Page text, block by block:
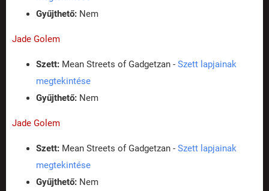
Gyűjthető: Nem
Jade Golem
Szett: Mean Streets of Gadgetzan - Szett lapjainak
megtekintése
Gyűjthető: Nem
Jade Golem
Szett: Mean Streets of Gadgetzan - Szett lapjainak
megtekintése
Gyűjthető: Nem